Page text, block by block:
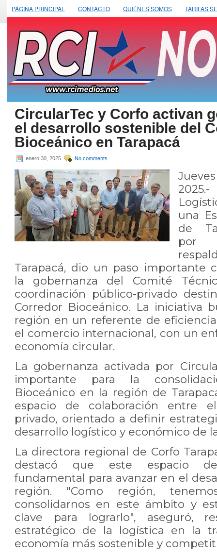
PÁGINA PRINCIPAL CONTACTO QUIÉNES SOMOS TARIFAS
CircularTec y Corfo activan
el desarrollo sostenible del
Bioceánico en Tarapacá
enero 30, 2025 No comments
una
de
Tarapacá, dio un paso importante
la gobernanza del Comité
coordinación público-privado
Corredor Bioceánico. La iniciativa
región en un referente de
el comercio internacional, con un
economía circular.
La gobernanza activada por
importante para la
Bioceánico en la región de
espacio de colaboración entre
privado, orientado a definir
desarrollo logístico y económico de
La directora regional de Corfo
destacó que este espacio
fundamental para avanzar en el
región. "Como región,
consolidarnos en este ámbito y
clave para lograrlo", aseguró,
estratégico de la logística en la
economía más sostenible y